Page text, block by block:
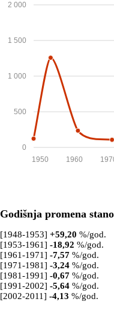
0
500
1 000
1 500
2 000
1960
1950
Godišnja promena
[1948-1953] +59,20 %/god.
[1953-1961] -18,92 %/god.
[1961-1971] -7,57 %/god.
[1971-1981] -3,24 %/god.
[1981-1991] -0,67 %/god.
[1991-2002] -5,64 %/god.
[2002-2011] -4,13 %/god.